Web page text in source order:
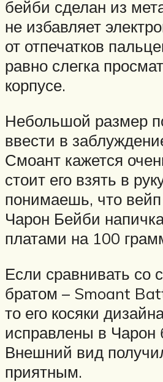
бейби сделан из
не избавляет
от отпечатков
равно слегка
корпусе.
Небольшой размер
ввести в
Смоант кажется
стоит его взять в
понимаешь, что
Чарон Бейби
платами на 100
Если сравнивать со
братом – Smoant
то его косяки
исправлены в Чарон
Внешний вид
приятным.